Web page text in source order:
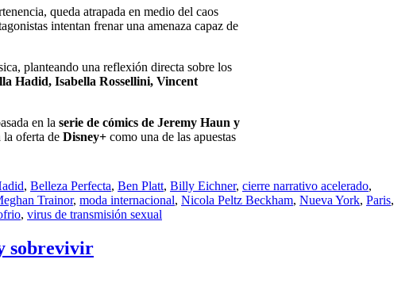
queda atrapada en medio del caos
intentan frenar una amenaza capaz de
planteando una reflexión directa sobre los
Hadid, Isabella Rossellini, Vincent
en la serie de cómics de Jeremy Haun y
la oferta de Disney+ como una de las apuestas
, Belleza Perfecta, Ben Platt, Billy Eichner, cierre narrativo acelerado,
Trainor, moda internacional, Nicola Peltz Beckham, Nueva York, Paris,
, virus de transmisión sexual
sobrevivir